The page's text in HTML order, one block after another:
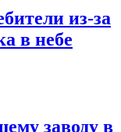
из-за
в небе
заводу в